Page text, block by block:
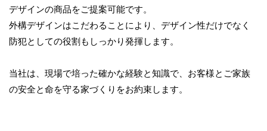
デザインの商品をご提案可能です。
外構デザインはこだわることにより、デザイン性だけでなく
防犯としての役割もしっかり発揮します。
当社は、現場で培った確かな経験と知識で、お客様とご家族
の安全と命を守る家づくりをお約束します。